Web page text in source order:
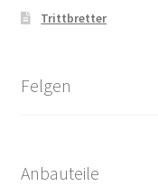
Trittbretter
Felgen
Anbauteile